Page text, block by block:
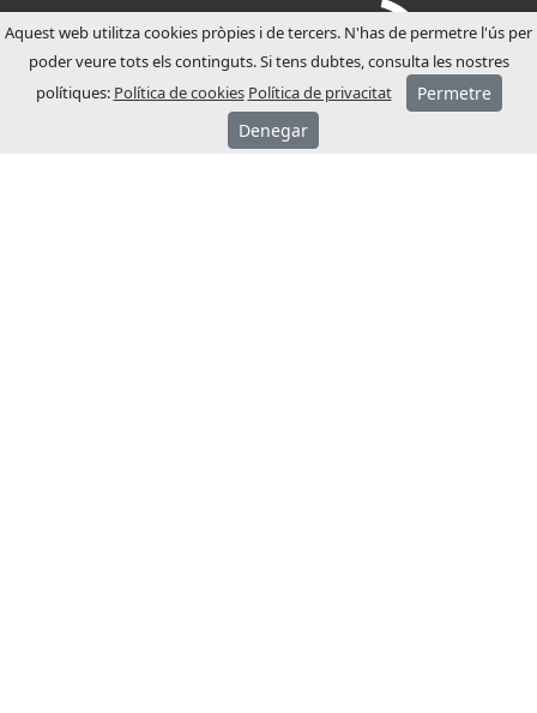
Aquest web utilitza cookies pròpies i de tercers. N'has de permetre l'ús per
poder veure tots els continguts. Si tens dubtes, consulta les nostres
polítiques: Política de cookies Política de privacitat
Permetre
Denegar